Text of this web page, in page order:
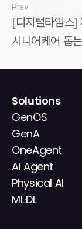
Prev
[디지털타임스]
시니어케어 돕
Solutions
GenOS
GenA
OneAgent
AI Agent
Physical AI
ML·DL